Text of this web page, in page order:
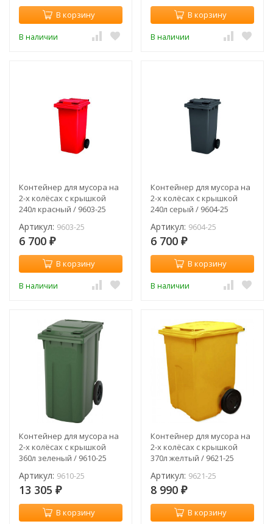
В корзину
В наличии
В корзину
В наличии
Контейнер для мусора на
2-х колёсах с крышкой
240л красный / 9603-25
Артикул: 9603-25
6 700 ₽
В корзину
В наличии
Контейнер для мусора на
2-х колёсах с крышкой
240л серый / 9604-25
Артикул: 9604-25
6 700 ₽
В корзину
В наличии
Контейнер для мусора на
2-х колёсах с крышкой
360л зеленый / 9610-25
Артикул: 9610-25
13 305 ₽
В корзину
Контейнер для мусора на
2-х колёсах с крышкой
370л желтый / 9621-25
Артикул: 9621-25
8 990 ₽
В корзину